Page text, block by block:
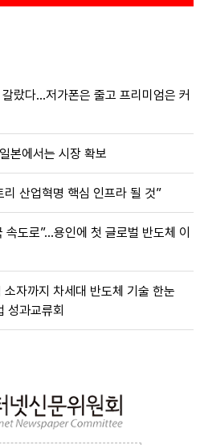
랐다…저가폰은 줄고 프리미엄은 커
본에서는 시장 확보
산업혁명 핵심 인프라 될 것”
도로”…용인에 첫 글로벌 반도체 이
자까지 차세대 반도체 기술 한눈
성과교류회